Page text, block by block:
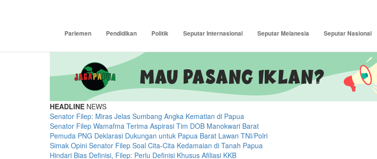
Parlemen Pendidikan Politik Seputar Internasional Seputar Melanesia Seputar Nasional
HEADLINE NEWS
Senator Filep: Miras Jelas Sumbang Angka Kematian di Papua
Senator Filep Wamafma Terima Aspirasi Tim DOB Manokwari Barat
Pemuda PNG Deklarasi Dukungan untuk Papua Barat Lawan TNI/Polri
Simak Opini Senator Filep Soal Cita-Cita Kedamaian di Tanah Papua
Hindari Bias Definisi, Filep: Perlu Definisi Khusus Afiliasi KKB